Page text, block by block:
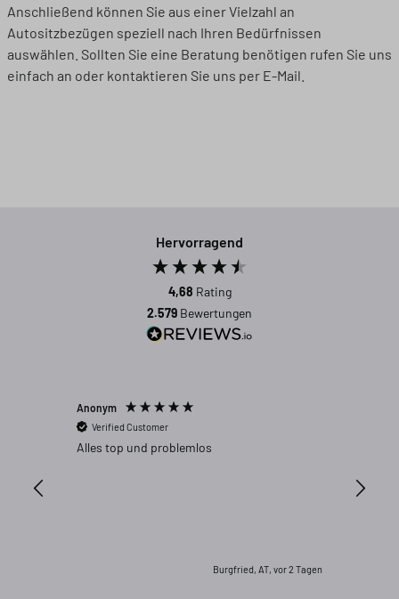
Anschließend können Sie aus einer Vielzahl an
Autositzbezügen speziell nach Ihren Bedürfnissen
auswählen. Sollten Sie eine Beratung benötigen rufen Sie uns
einfach an oder kontaktieren Sie uns per E-Mail.
Hervorragend
4,68 Rating
2.579 Bewertungen
Anonym
Verified Customer
Alles top und problemlos
Burgfried, AT, vor 2 Tagen